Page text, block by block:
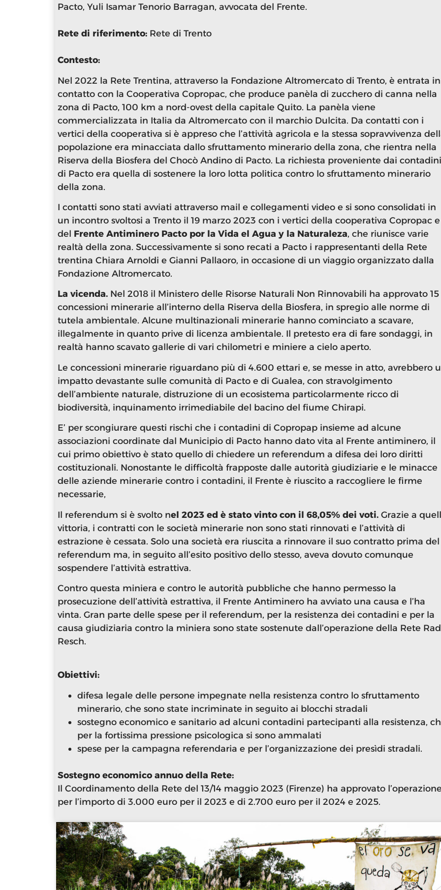
Pacto, Yuli Isamar Tenorio Barragan, avvocata del Frente.
Rete di riferimento: Rete di Trento
Contesto:
Nel 2022 la Rete Trentina, attraverso la Fondazione Altromercato di Trento, è entrata in
contatto con la Cooperativa Copropac, che produce panèla di zucchero di canna nella
zona di Pacto, 100 km a nord-ovest della capitale Quito. La panèla viene
commercializzata in Italia da Altromercato con il marchio Dulcita. Da contatti con i
vertici della cooperativa si è appreso che l’attività agricola e la stessa sopravvivenza
popolazione era minacciata dallo sfruttamento minerario della zona, che rientra nella
Riserva della Biosfera del Chocò Andino di Pacto. La richiesta proveniente dai contadini
di Pacto era quella di sostenere la loro lotta politica contro lo sfruttamento minerario
della zona.
I contatti sono stati avviati attraverso mail e collegamenti video e si sono consolidati in
un incontro svoltosi a Trento il 19 marzo 2023 con i vertici della cooperativa Copropac e
del Frente Antiminero Pacto por la Vida el Agua y la Naturaleza, che riunisce varie
realtà della zona. Successivamente si sono recati a Pacto i rappresentanti della Rete
trentina Chiara Arnoldi e Gianni Pallaoro, in occasione di un viaggio organizzato dalla
Fondazione Altromercato.
La vicenda. Nel 2018 il Ministero delle Risorse Naturali Non Rinnovabili ha approvato 15
concessioni minerarie all’interno della Riserva della Biosfera, in spregio alle norme di
tutela ambientale. Alcune multinazionali minerarie hanno cominciato a scavare,
illegalmente in quanto prive di licenza ambientale. Il pretesto era di fare sondaggi, in
realtà hanno scavato gallerie di vari chilometri e miniere a cielo aperto.
Le concessioni minerarie riguardano più di 4.600 ettari e, se messe in atto, avrebbero
impatto devastante sulle comunità di Pacto e di Gualea, con stravolgimento
dell’ambiente naturale, distruzione di un ecosistema particolarmente ricco di
biodiversità, inquinamento irrimediabile del bacino del fiume Chirapi.
E’ per scongiurare questi rischi che i contadini di Copropap insieme ad alcune
associazioni coordinate dal Municipio di Pacto hanno dato vita al Frente antiminero, il
cui primo obiettivo è stato quello di chiedere un referendum a difesa dei loro diritti
costituzionali. Nonostante le difficoltà frapposte dalle autorità giudiziarie e le minacce
delle aziende minerarie contro i contadini, il Frente è riuscito a raccogliere le firme
necessarie,
Il referendum si è svolto nel 2023 ed è stato vinto con il 68,05% dei voti. Grazie a
vittoria, i contratti con le società minerarie non sono stati rinnovati e l’attività di
estrazione è cessata. Solo una società era riuscita a rinnovare il suo contratto prima del
referendum ma, in seguito all’esito positivo dello stesso, aveva dovuto comunque
sospendere l’attività estrattiva.
Contro questa miniera e contro le autorità pubbliche che hanno permesso la
prosecuzione dell’attività estrattiva, il Frente Antiminero ha avviato una causa e l’ha
vinta. Gran parte delle spese per il referendum, per la resistenza dei contadini e per la
causa giudiziaria contro la miniera sono state sostenute dall’operazione della Rete
Resch.
Obiettivi:
difesa legale delle persone impegnate nella resistenza contro lo sfruttamento
minerario, che sono state incriminate in seguito ai blocchi stradali
sostegno economico e sanitario ad alcuni contadini partecipanti alla resistenza,
per la fortissima pressione psicologica si sono ammalati
spese per la campagna referendaria e per l’organizzazione dei presìdi stradali.
Sostegno economico annuo della Rete:
Il Coordinamento della Rete del 13/14 maggio 2023 (Firenze) ha approvato
per l’importo di 3.000 euro per il 2023 e di 2.700 euro per il 2024 e 2025.